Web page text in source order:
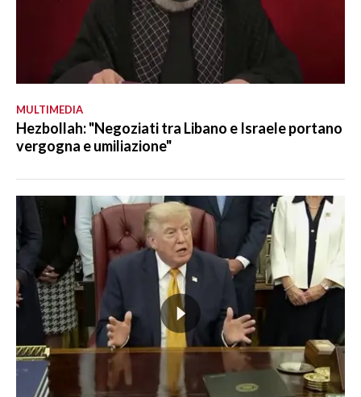
MULTIMEDIA
Hezbollah: "Negoziati tra Libano e Israele portano
vergogna e umiliazione"